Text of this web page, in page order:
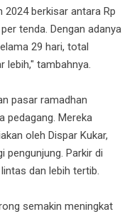
berkisar antara Rp
tenda. Dengan adanya
29 hari, total
lebih," tambahnya.
pasar ramadhan
pedagang. Mereka
oleh Dispar Kukar,
pengunjung. Parkir di
dan lebih tertib.
semakin meningkat